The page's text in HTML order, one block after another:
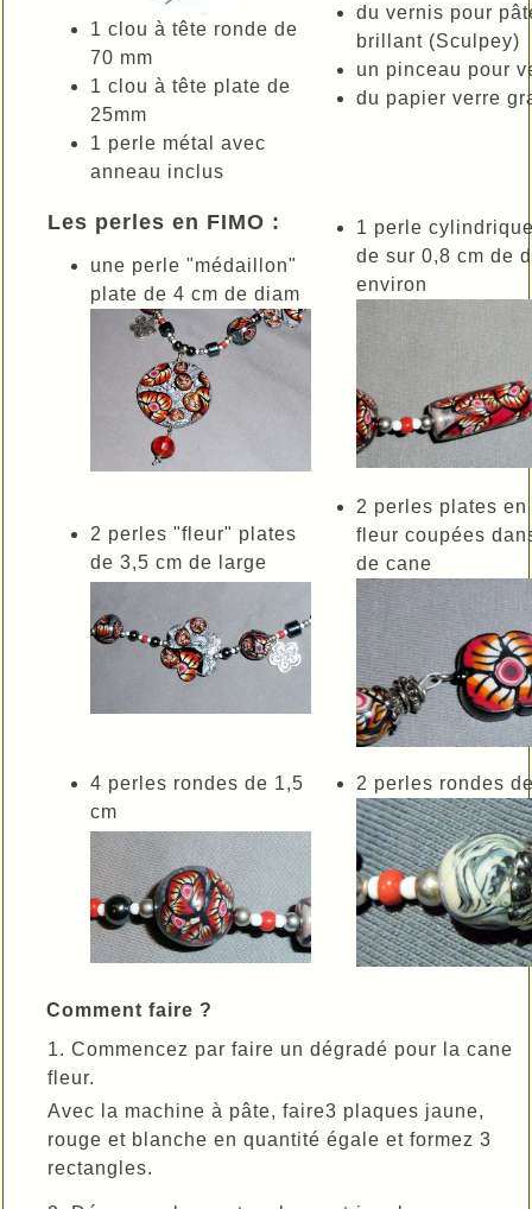
1 clou à tête ronde de
70 mm
1 clou à tête plate de
25mm
1 perle métal avec
anneau inclus
du vernis pour
brillant (Sculpey)
un pinceau pour
du papier verre
Les perles en FIMO :
une perle "médaillon"
plate de 4 cm de diam
1 perle
de sur 0,8 cm de
environ
2 perles "fleur" plates
de 3,5 cm de large
2 perles plates en
fleur coupées
de cane
4 perles rondes de 1,5
cm
2 perles rondes
Comment faire ?
1. Commencez par faire un dégradé pour la cane
fleur.
Avec la machine à pâte, faire3 plaques jaune,
rouge et blanche en quantité égale et formez 3
rectangles.